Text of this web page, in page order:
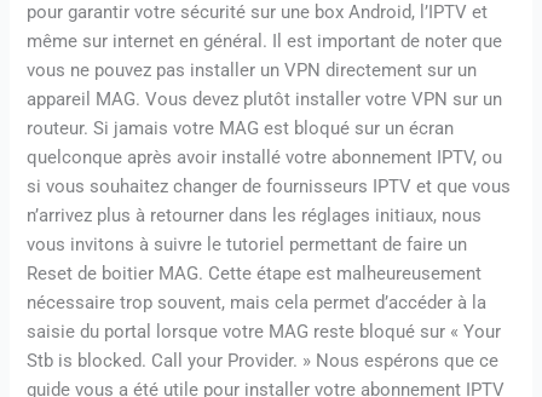
pour garantir votre sécurité sur une box Android, l’IPTV et
même sur internet en général. Il est important de noter que
vous ne pouvez pas installer un VPN directement sur un
appareil MAG. Vous devez plutôt installer votre VPN sur un
routeur. Si jamais votre MAG est bloqué sur un écran
quelconque après avoir installé votre abonnement IPTV, ou
si vous souhaitez changer de fournisseurs IPTV et que vous
n’arrivez plus à retourner dans les réglages initiaux, nous
vous invitons à suivre le tutoriel permettant de faire un
Reset de boitier MAG. Cette étape est malheureusement
nécessaire trop souvent, mais cela permet d’accéder à la
saisie du portal lorsque votre MAG reste bloqué sur « Your
Stb is blocked. Call your Provider. » Nous espérons que ce
guide vous a été utile pour installer votre abonnement IPTV